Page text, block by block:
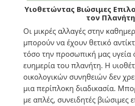
Υιοθετώντας Βιώσιμες
τον Πλανήτη
Οι μικρές αλλαγές στην
μπορούν να έχουν θετικό
τόσο την προσωπική μας υγεία
ευημερία του πλανήτη. Η
οικολογικών συνηθειών δεν
μια περίπλοκη διαδικασία.
με απλές, συνειδητές βιώσιμες